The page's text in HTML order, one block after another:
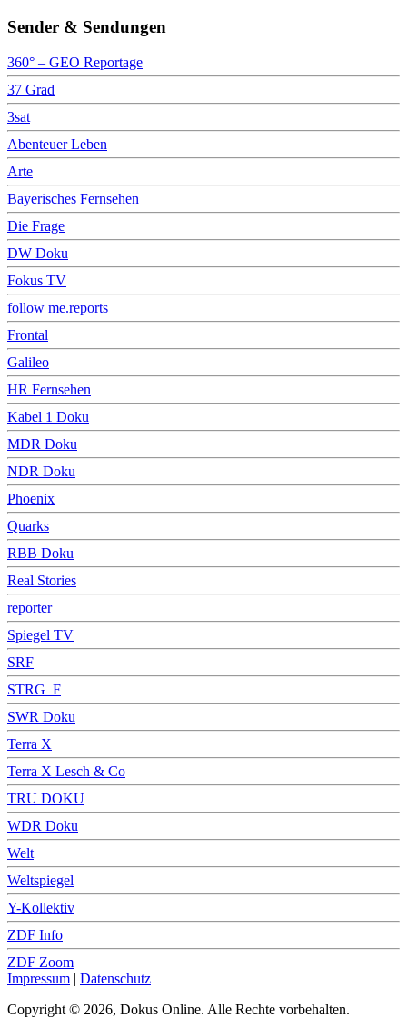
Sender & Sendungen
360° – GEO Reportage
37 Grad
3sat
Abenteuer Leben
Arte
Bayerisches Fernsehen
Die Frage
DW Doku
Fokus TV
follow me.reports
Frontal
Galileo
HR Fernsehen
Kabel 1 Doku
MDR Doku
NDR Doku
Phoenix
Quarks
RBB Doku
Real Stories
reporter
Spiegel TV
SRF
STRG_F
SWR Doku
Terra X
Terra X Lesch & Co
TRU DOKU
WDR Doku
Welt
Weltspiegel
Y-Kollektiv
ZDF Info
ZDF Zoom
Impressum | Datenschutz
Copyright © 2026, Dokus Online. Alle Rechte vorbehalten.